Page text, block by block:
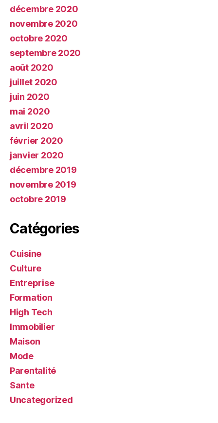
décembre 2020
novembre 2020
octobre 2020
septembre 2020
août 2020
juillet 2020
juin 2020
mai 2020
avril 2020
février 2020
janvier 2020
décembre 2019
novembre 2019
octobre 2019
Catégories
Cuisine
Culture
Entreprise
Formation
High Tech
Immobilier
Maison
Mode
Parentalité
Sante
Uncategorized